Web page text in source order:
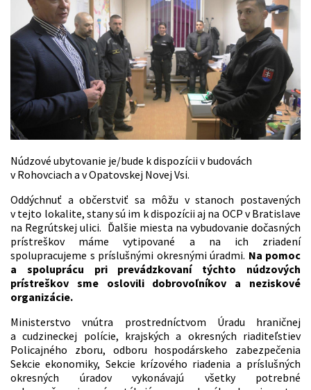
Núdzové ubytovanie je/bude k dispozícii v budovách
v Rohovciach a v Opatovskej Novej Vsi.
Oddýchnuť a občerstviť sa môžu v stanoch postavených
v tejto lokalite, stany sú im k dispozícii aj na OCP v Bratislave
na Regrútskej ulici. Ďalšie miesta na vybudovanie dočasných
prístreškov máme vytipované a na ich zriadení
spolupracujeme s príslušnými okresnými úradmi. Na pomoc
a spoluprácu pri prevádzkovaní týchto núdzových
prístreškov sme oslovili dobrovoľníkov a neziskové
organizácie.
Ministerstvo vnútra prostredníctvom Úradu hraničnej
a cudzineckej polície, krajských a okresných riaditeľstiev
Policajného zboru, odboru hospodárskeho zabezpečenia
Sekcie ekonomiky, Sekcie krízového riadenia a príslušných
okresných úradov vykonávajú všetky potrebné